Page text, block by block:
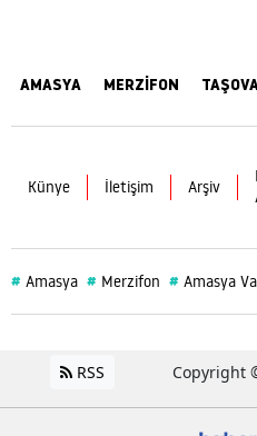
AMASYA MERZİFON
Künye İletişim Arşiv
# Amasya # Merzifon # Amasya
RSS Copyright